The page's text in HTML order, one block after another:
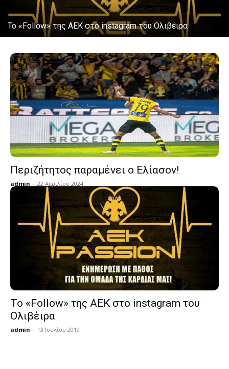
Το «Follow» της ΑΕΚ στο instagram του Ολιβέιρα
Περιζήτητος παραμένει ο Ελίασον!
admin - 22 Απριλίου 2024
Το «Follow» της ΑΕΚ στο instagram του
Ολιβέιρα
admin - 13 Ιουλίου 2019